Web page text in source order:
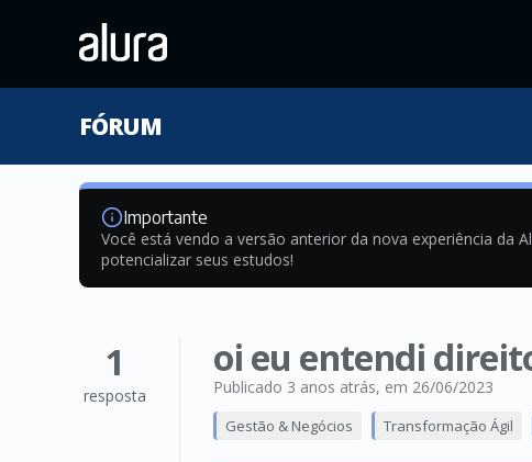
FÓRUM
Importante
Você está vendo a versão anterior da nova experiência da
potencializar seus estudos!
1
resposta
oi eu entendi
Publicado 3 anos atrás, em 26/06/2023
Gestão & Negócios Transformação Ágil